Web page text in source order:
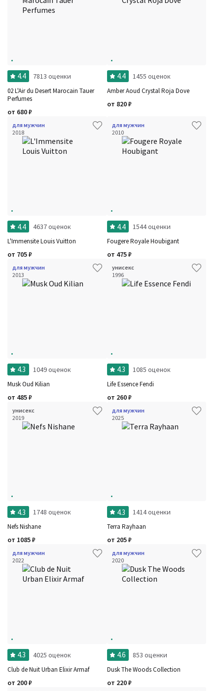
4.4 7813 оценки
02 L'Air du Desert Marocain Tauer
Perfumes
от 680₽
4.4 1455 оценок
Amber Aoud Crystal Roja Dove
от 820₽
для мужчин
2018
4.4 4637 оценок
L'Immensite Louis Vuitton
от 705₽
для мужчин
2010
4.4 1544 оценки
Fougere Royale Houbigant
от 475₽
для мужчин
2013
4.3 1049 оценок
Musk Oud Kilian
от 485₽
унисекс
1996
4.3 1085 оценок
Life Essence Fendi
от 260₽
унисекс
2019
4.3 1748 оценок
Nefs Nishane
от 1085₽
для мужчин
2025
4.3 1414 оценки
Terra Rayhaan
от 205₽
для мужчин
2022
4.3 4025 оценок
Club de Nuit Urban Elixir Armaf
от 200₽
для мужчин
2020
4.6 853 оценки
Dusk The Woods Collection
от 220₽